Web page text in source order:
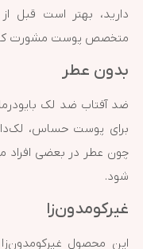
دارید، بهتر است
متخصص پوست مشورت
بدون عطر
ضد آفتاب ضد لک
برای پوست حساس،
چون عطر در بعضی افراد
شود.
غیرکومدون‌زا
این محصول